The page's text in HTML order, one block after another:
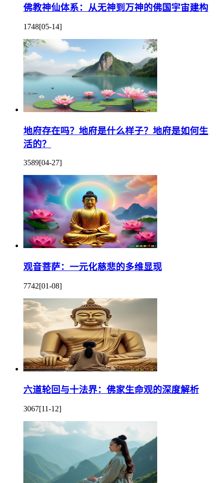
佛教神仙体系：从无神到万神的佛国宇宙建构
1748[05-14]
地府存在吗？地府是什么样子？地府是如何生
活的？
3589[04-27]
观音菩萨：一元化慈悲的多维显现
7742[01-08]
六道轮回与十法界：佛家生命观的深度解析
3067[11-12]